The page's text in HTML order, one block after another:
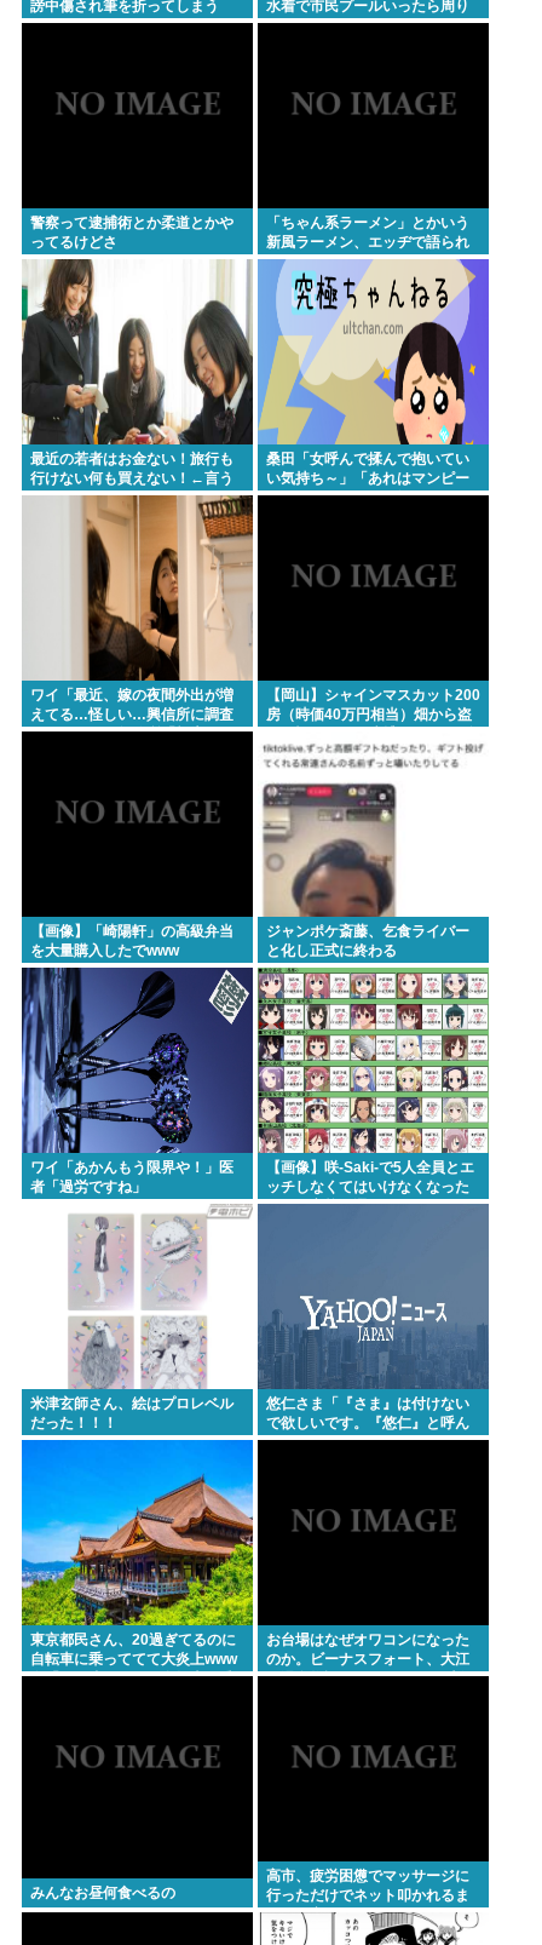
識者A「円は過大評価、1ドル164円超えもある」識
ーヤーを一方的にボコして約5000万円ゲット
謗中傷され筆を折ってしまう
水着で市民プールいったら周り
がコソコソしだしてやばい
警察って逮捕術とか柔道とかや
ってるけどさ
「ちゃん系ラーメン」とかいう
新風ラーメン、エッヂで語られ
ないwww
最近の若者はお金ない！旅行も
行けない何も買えない！←言う
ほどか？
桑田「女呼んで揉んで抱いてい
い気持ち～」「あれはマンピー
のGスポット」これ女のファンは
ワイ「最近、嫁の夜間外出が増
えてる…怪しい…興信所に調査
させたろ！」興信所「報告しま
【岡山】シャインマスカット200
房（時価40万円相当）畑から盗
売
【画像】「崎陽軒」の高級弁当
を大量購入したでwww
ジャンポケ斎藤、乞食ライバー
と化し正式に終わる
ワイ「あかんもう限界や！」医
者「過労ですね」
【画像】咲-Saki-で5人全員とエ
ッチしなくてはいけなくなった
らどの高校を選ぶ？
米津玄師さん、絵はプロレベル
だった！！！
悠仁さま「『さま』は付けない
で欲しいです。『悠仁』と呼ん
でください」
東京都民さん、20過ぎてるのに
自転車に乗っててて大炎上www
女「いい歳した男で自転車に乗
お台場はなぜオワコンになった
のか。ビーナスフォート、大江
戸温泉物語、Zepp Tokyo、大観
みんなお昼何食べるの
高市、疲労困憊でマッサージに
行っただけでネット叩かれるま
でに。寝てないアピールと、馬
鹿みたいな被災地PVのせいか